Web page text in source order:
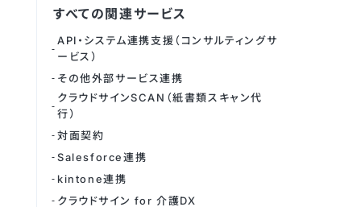
すべての関連サービス
API・システム連携支援（コンサルティングサ
ービス）
その他外部サービス連携
クラウドサインSCAN（紙書類スキャン代
行）
対面契約
Salesforce連携
kintone連携
クラウドサイン for 介護DX